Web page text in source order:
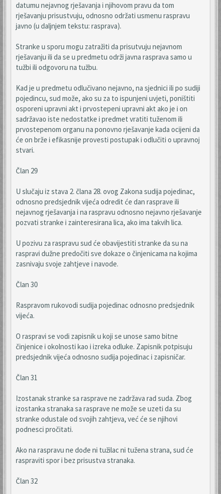
datumu nejavnog rješavanja i njihovom pravu da tom
rješavanju prisustvuju, odnosno održati usmenu raspravu
javno (u daljnjem tekstu: rasprava).
Stranke u sporu mogu zatražiti da prisutvuju nejavnom
rješavanju ili da se u predmetu održi javna rasprava samo u
tužbi ili odgovoru na tužbu.
Kad je u predmetu odlučivano nejavno, na sjednici ili po sudiji
pojedincu, sud može, ako su za to ispunjeni uvjeti, poništiti
osporeni upravni akt i prvostepeni upravni akt ako je i on
sadržavao iste nedostatke i predmet vratiti tuženom ili
prvostepenom organu na ponovno rješavanje kada ocijeni da
će on brže i efikasnije provesti postupak i odlučiti o upravnoj
stvari.
Član 29
U slučaju iz stava 2. člana 28. ovog Zakona sudija pojedinac,
odnosno predsjednik vijeća odredit će dan rasprave ili
nejavnog rješavanja i na raspravu odnosno nejavno rješavanje
pozvati stranke i zainteresirana lica, ako ima takvih lica.
U pozivu za raspravu sud će obavijestiti stranke da su na
raspravi dužne predočiti sve dokaze o činjenicama na kojima
zasnivaju svoje zahtjeve i navode.
Član 30
Raspravom rukovodi sudija pojedinac odnosno predsjednik
vijeća.
O raspravi se vodi zapisnik u koji se unose samo bitne
činjenice i okolnosti kao i izreka odluke. Zapisnik potpisuju
predsjednik vijeća odnosno sudija pojedinac i zapisničar.
Član 31
Izostanak stranke sa rasprave ne zadržava rad suda. Zbog
izostanka stranaka sa rasprave ne može se uzeti da su
stranke odustale od svojih zahtjeva, već će se njihovi
podnesci pročitati.
Ako na raspravu ne dođe ni tužilac ni tužena strana, sud će
raspraviti spor i bez prisustva stranaka.
Član 32